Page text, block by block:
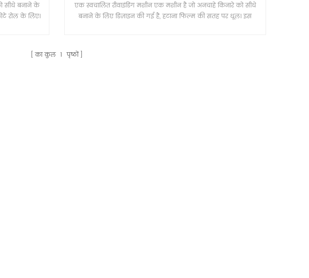
सीधे बनाने के
रोल के लिए।
एक स्वचालित रीवाइंडिंग मशीन एक मशीन है जो अनचाहे किनारे को सीधे
बनाने के लिए डिज़ाइन की गई है, हटाना फिल्म की सतह पर धूल। इस
का कुल 1 पृष्ठों